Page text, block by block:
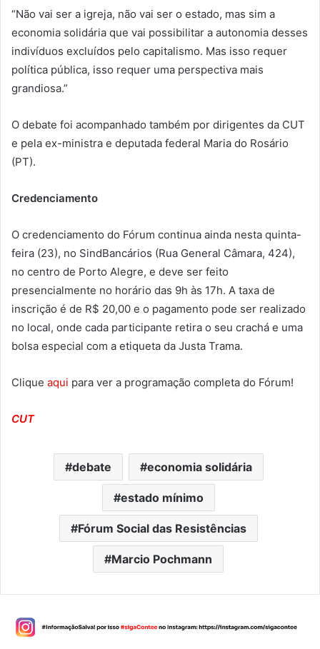
“Não vai ser a igreja, não vai ser o estado, mas sim a
economia solidária que vai possibilitar a autonomia desses
indivíduos excluídos pelo capitalismo. Mas isso requer
política pública, isso requer uma perspectiva mais
grandiosa.”
O debate foi acompanhado também por dirigentes da CUT
e pela ex-ministra e deputada federal Maria do Rosário
(PT).
Credenciamento
O credenciamento do Fórum continua ainda nesta quinta-
feira (23), no SindBancários (Rua General Câmara, 424),
no centro de Porto Alegre, e deve ser feito
presencialmente no horário das 9h às 17h. A taxa de
inscrição é de R$ 20,00 e o pagamento pode ser realizado
no local, onde cada participante retira o seu crachá e uma
bolsa especial com a etiqueta da Justa Trama.
Clique aqui para ver a programação completa do Fórum!
CUT
debate economia solidária
estado mínimo
Fórum Social das Resistências
Marcio Pochmann